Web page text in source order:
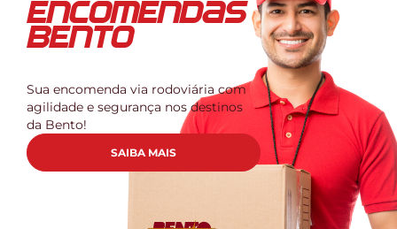
ENCOMENDAS
BENTO
Sua encomenda via rodoviária com
agilidade e segurança nos destinos
da Bento!
SAIBA MAIS